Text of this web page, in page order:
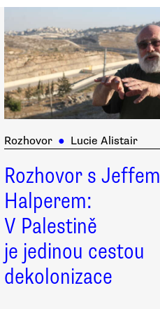
Rozhovor ● Lucie Alistair
Rozhovor s Jeffem
Halperem:
V Palestině
je jedinou cestou
dekolonizace